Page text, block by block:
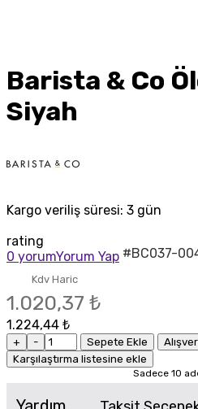
Barista & Co
Siyah
Kargo veriliş süresi: 3 gün
rating
0 yorumYorum Yap #BC037-
Kdv Haric
1.020,37 ₺
1.224,44 ₺
+ - Sepete Ekle
Karşılaştırma listesine ekle
Sadece 10